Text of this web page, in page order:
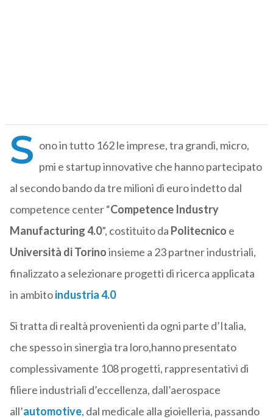
S ono in tutto 162 le imprese, tra grandi, micro,
pmi e startup innovative che hanno partecipato
al secondo bando da tre milioni di euro indetto dal
competence center “Competence Industry
Manufacturing 4.0”, costituito da Politecnico e
Università di Torinoinsieme a 23 partner industriali,
finalizzato a selezionare progetti di ricerca applicata
in ambitoindustria 4.0
Si tratta di realtà provenienti da ogni parte d’Italia,
che spesso in sinergia tra loro,hanno presentato
complessivamente 108 progetti, rappresentativi di
filiere industriali d’eccellenza, dall’aerospace
all’automotive, dal medicale alla gioielleria, passando